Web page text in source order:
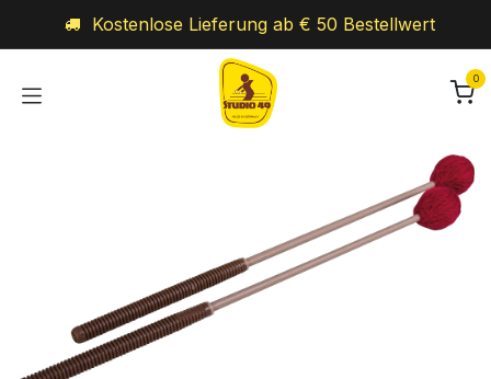
Kostenlose Lieferung ab € 50 Bestellwert
0